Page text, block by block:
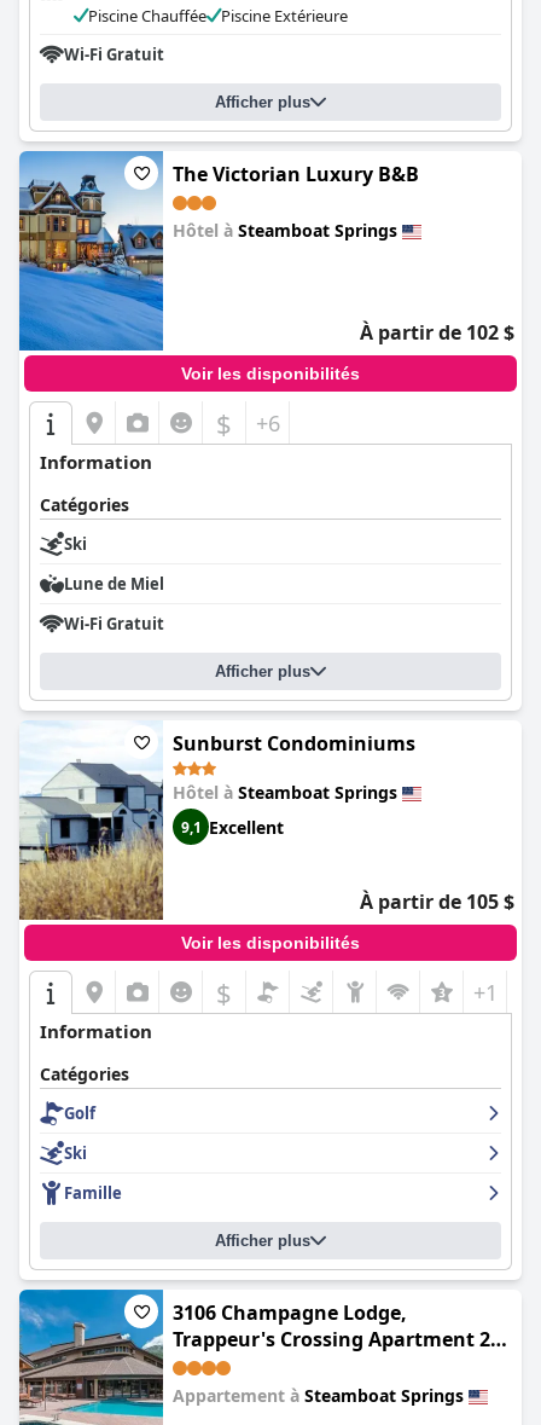
Piscine Chauffée
Piscine Extérieure
Wi-Fi Gratuit
Afficher plus
The Victorian Luxury B&B
Hôtel à Steamboat Springs
À partir de 102 $
Voir les disponibilités
$ +6
Information
Catégories
Ski
Lune de Miel
Wi-Fi Gratuit
Afficher plus
Sunburst Condominiums
Hôtel à Steamboat Springs
9,1 Excellent
À partir de 105 $
Voir les disponibilités
$ +1
Information
Catégories
Golf
Ski
Famille
Afficher plus
3106 Champagne Lodge,
Trappeur's Crossing Apartment 2
SimplySteamboat
Appartement à Steamboat Springs